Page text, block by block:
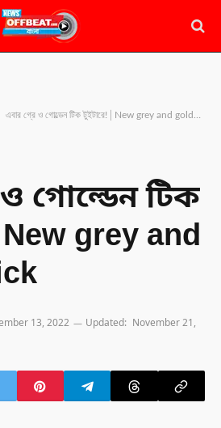
এবার গ্রে ও গোল্ডেন টিক টুইটারে!│New grey and golden tick
ও গোল্ডেন টিক
grey and
13, 2022 Updated: November 21,